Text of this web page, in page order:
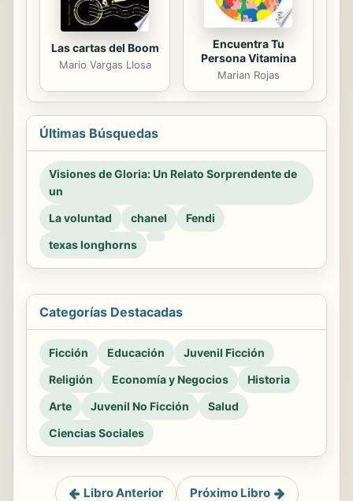
Las cartas del Boom
Mario Vargas Llosa
Encuentra Tu
Persona Vitamina
Marian Rojas
Últimas Búsquedas
Visiones de Gloria: Un Relato Sorprendente de
un
La voluntad
chanel
Fendi
texas longhorns
Categorías Destacadas
Ficción Educación
Juvenil Ficción
Religión
Economía y Negocios
Historia
Arte
Juvenil No Ficción
Salud
Ciencias Sociales
Libro Anterior Próximo Libro